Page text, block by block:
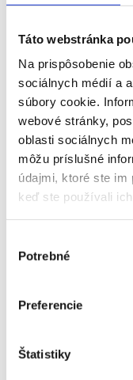
Táto webstránka
Na prispôsobenie
sociálnych médií a
súbory cookie.
webové stránky,
oblasti sociálnych
môžu príslušné
údajmi, ktoré ste im
keď ste používali
súhlasu
Potrebné
Stav:
Preferencie
Stav:
Štatistiky
Stav: